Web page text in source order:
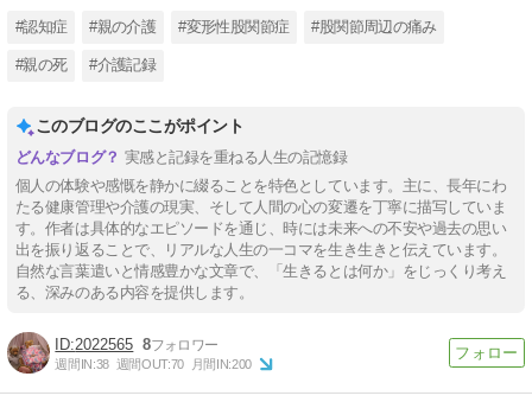
#認知症 #親の介護 #変形性股関節症 #股関節周辺の痛み
#親の死 #介護記録
このブログのここがポイント
実感と記録を重ねる人生の記憶録
個人の体験や感慨を静かに綴ることを特色としています。主に、長年にわ
たる健康管理や介護の現実、そして人間の心の変遷を丁寧に描写していま
す。作者は具体的なエピソードを通じ、時には未来への不安や過去の思い
出を振り返ることで、リアルな人生の一コマを生き生きと伝えています。
自然な言葉遣いと情感豊かな文章で、「生きるとは何か」をじっくり考え
る、深みのある内容を提供します。
2022565 8
週間IN:38 週間OUT:70 月間IN:200